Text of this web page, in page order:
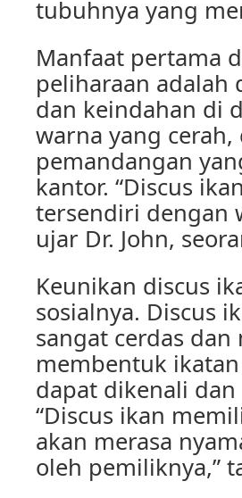
tubuhnya yang
Manfaat pertama
peliharaan adalah
dan keindahan di
warna yang
pemandangan
kantor. “Discus
tersendiri dengan
ujar Dr. John,
Keunikan discus
sosialnya. Discus
sangat cerdas
membentuk
dapat dikenali
“Discus ikan
akan merasa
oleh pemiliknya,”